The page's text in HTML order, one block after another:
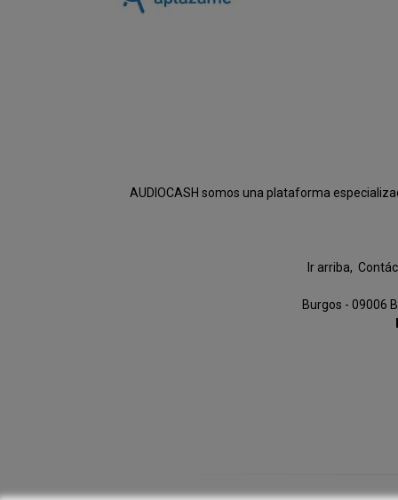
AUDIOCASH somos una plataforma
Ir arriba
Burgos - 09006